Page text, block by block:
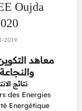
Oujda
2019
معاهد
نتائج
des Energies
Energétique